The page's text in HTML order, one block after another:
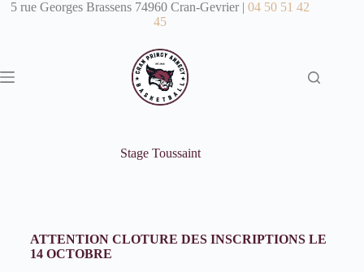
5 rue Georges Brassens 74960 Cran-Gevrier |04 50 51 42
45
Stage Toussaint
ATTENTION CLOTURE DES INSCRIPTIONS LE
14 OCTOBRE